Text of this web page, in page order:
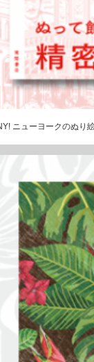
ニューヨークのぬり